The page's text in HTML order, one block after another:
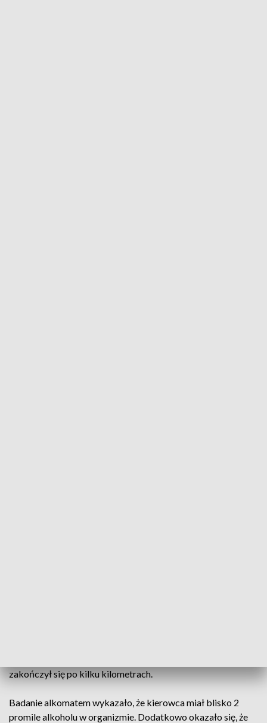
zakończył się po kilku kilometrach.
Badanie alkomatem wykazało, że kierowca miał blisko 2
promile alkoholu w organizmie. Dodatkowo okazało się, że